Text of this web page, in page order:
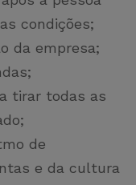
condições;
da empresa;
tirar todas as
de
e da cultura